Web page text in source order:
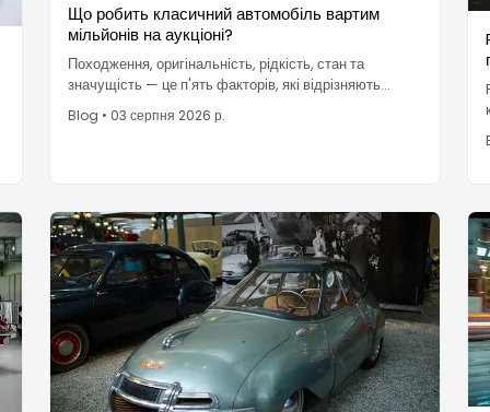
Що робить класичний автомобіль вартим
мільйонів на аукціоні?
Походження, оригінальність, рідкість, стан та
значущість — це п'ять факторів, які відрізняють
класику вартістю в мільйон доларів від її звичайного
двійника на аукціоні.
Blog • 03 серпня 2026 р.